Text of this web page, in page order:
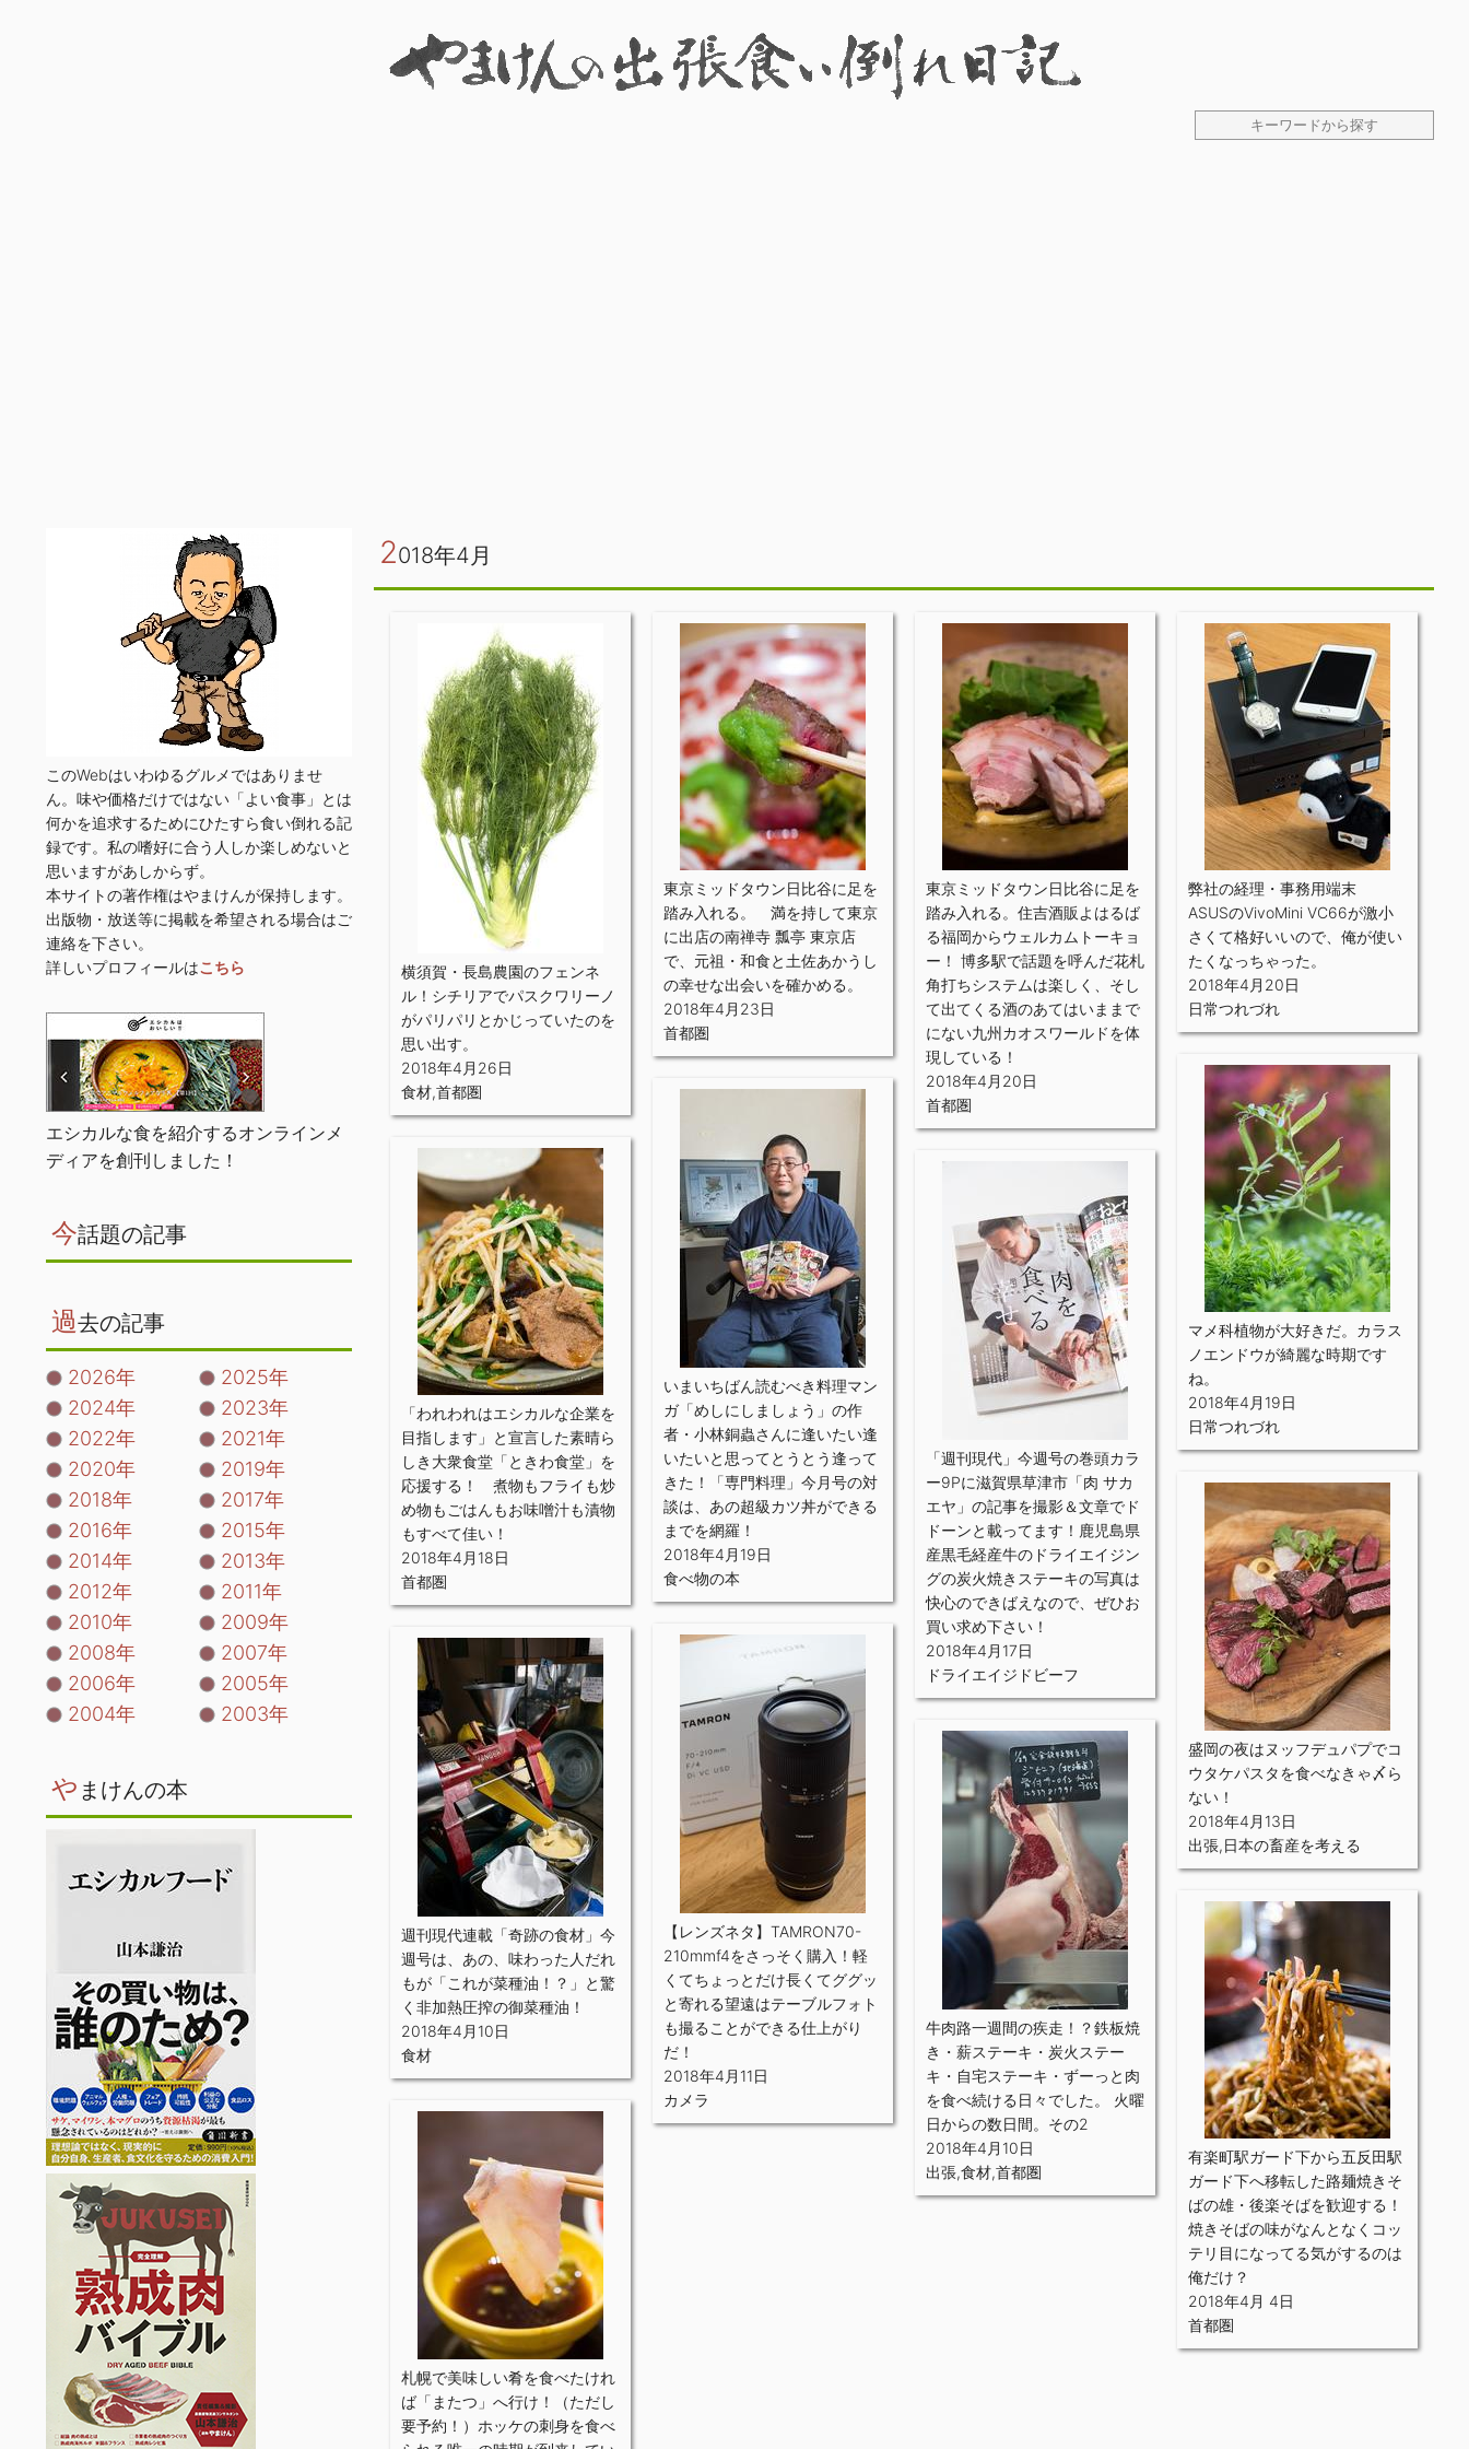
2018年4月
横須賀・長島農園のフェンネ
ル！シチリアでパスクワリーノ
がパリパリとかじっていたのを
思い出す。
2018年4月26日
食材,首都圏
東京ミッドタウン日比谷に足を
踏み入れる。 満を持して東京
に出店の南禅寺 瓢亭 東京店
で、元祖・和食と土佐あかうし
の幸せな出会いを確かめる。
2018年4月23日
首都圏
東京ミッドタウン日比谷に足を
踏み入れる。住吉酒販よはるば
る福岡からウェルカムトーキョ
ー！ 博多駅で話題を呼んだ花札
角打ちシステムは楽しく、そし
て出てくる酒のあてはいままで
にない九州カオスワールドを体
現している！
2018年4月20日
首都圏
弊社の経理・事務用端末
ASUSのVivoMini VC66が激小
さくて格好いいので、俺が使い
たくなっちゃった。
2018年4月20日
日常つれづれ
マメ科植物が大好きだ。カラス
ノエンドウが綺麗な時期です
ね。
2018年4月19日
日常つれづれ
いまいちばん読むべき料理マン
ガ「めしにしましょう」の作
者・小林銅蟲さんに逢いたい逢
いたいと思ってとうとう逢って
きた！「専門料理」今月号の対
談は、あの超級カツ丼ができる
までを網羅！
2018年4月19日
食べ物の本
「われわれはエシカルな企業を
目指します」と宣言した素晴ら
しき大衆食堂「ときわ食堂」を
応援する！ 煮物もフライも炒
め物もごはんもお味噌汁も漬物
もすべて佳い！
2018年4月18日
首都圏
「週刊現代」今週号の巻頭カラ
ー9Pに滋賀県草津市「肉 サカ
エヤ」の記事を撮影＆文章でド
ドーンと載ってます！鹿児島県
産黒毛経産牛のドライエイジン
グの炭火焼きステーキの写真は
快心のできばえなので、ぜひお
買い求め下さい！
2018年4月17日
ドライエイジドビーフ
盛岡の夜はヌッフデュパプでコ
ウタケパスタを食べなきゃ〆ら
ない！
2018年4月13日
出張,日本の畜産を考える
【レンズネタ】TAMRON70-
210mmf4をさっそく購入！軽
くてちょっとだけ長くてググッ
と寄れる望遠はテーブルフォト
も撮ることができる仕上がり
だ！
2018年4月11日
カメラ
週刊現代連載「奇跡の食材」今
週号は、あの、味わった人だれ
もが「これが菜種油！？」と驚
く非加熱圧搾の御菜種油！
2018年4月10日
食材
牛肉路一週間の疾走！？鉄板焼
き・薪ステーキ・炭火ステー
キ・自宅ステーキ・ずーっと肉
を食べ続ける日々でした。 火曜
日からの数日間。その2
2018年4月10日
出張,食材,首都圏
有楽町駅ガード下から五反田駅
ガード下へ移転した路麺焼きそ
ばの雄・後楽そばを歓迎する！
焼きそばの味がなんとなくコッ
テリ目になってる気がするのは
俺だけ？
2018年4月 4日
首都圏
札幌で美味しい肴を食べたけれ
ば「またつ」へ行け！（ただし
要予約！）ホッケの刺身を食べ
このWebはいわゆるグルメではありませ
ん。味や価格だけではない「よい食事」とは
何かを追求するためにひたすら食い倒れる記
録です。私の嗜好に合う人しか楽しめないと
思いますがあしからず。
本サイトの著作権はやまけんが保持します。
出版物・放送等に掲載を希望される場合はご
連絡を下さい。
詳しいプロフィールはこちら
エシカルな食を紹介するオンラインメ
ディアを創刊しました！
今話題の記事
過去の記事
2026年
2025年
2024年
2023年
2022年
2021年
2020年
2019年
2018年
2017年
2016年
2015年
2014年
2013年
2012年
2011年
2010年
2009年
2008年
2007年
2006年
2005年
2004年
2003年
や まけんの本